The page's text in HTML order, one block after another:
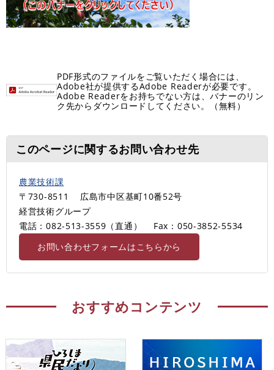
PDF形式のファイルをご覧いただく場合には、
Adobe社が提供するAdobe Readerが必要です。
Adobe Readerをお持ちでない方は、バナーのリン
ク先からダウンロードしてください。（無料）
このページに関するお問い合わせ先
農業技術課
〒730-8511
広島市中区基町10番52号
経営技術グループ
電話：082-513-3559（直通）
Fax：050-3852-5534
お問い合わせフォームはこちらから
おすすめコンテンツ